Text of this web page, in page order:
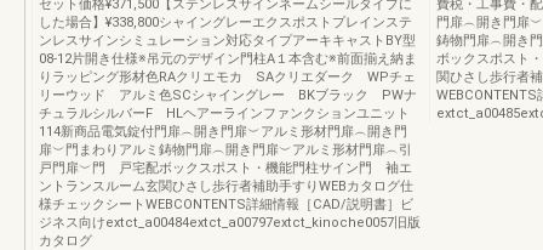
セット価格¥371,500【ステンレスサインネームシールタイプに
した場合】¥338,800シャイングレーエクスポストプレインステ
ンレスサインシミュレーション対応タイプアーキキャストBY型
08-12片開き仕様※吊元のデザイン門柱A１本含む※前面揃え納ま
りラッピング形材色RAクリエモカ SAクリエダーク WPチェ
リーウッド アルミ色SCシャイングレー BKブラック PWナ
チュラルシルバーF HLヘアーラインファンクションユニット
114新商品電気錠付門扉︵開き門扉︶アルミ形材門扉︵開き門
扉︶門まわりアルミ鋳物門扉︵開き門扉︶アルミ形材門扉︵引
戸門扉︶門 戸宅配ボックスポスト・機能門柱サイン門 袖エ
ントランスルーム玄関ひさし歩行者補助手すりWEBカタログ仕
様チェックシートWEBCONTENTS詳細情報［CAD/説明書］ビ
ジネス向けextct_a00484extct_a00797extct_kinoche0057旧版
カタログ
費税・工事費・
門扉︵開き門扉
鋳物門扉︵開き
ボックスポスト
関ひさし歩行者